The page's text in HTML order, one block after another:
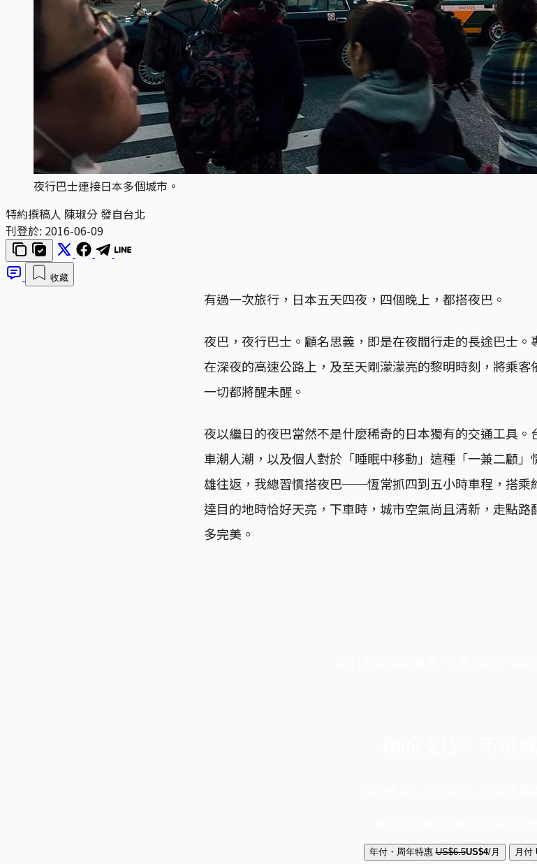
夜行巴士連接日本多個城市。
特約撰稿人 陳琡分 發自台北
刊登於: 2016-06-09
收藏
有過一次旅行，日本五天四夜，四個晚上，都搭夜巴。
夜巴，夜行巴士。顧名思義，即是在夜間行走的長途巴士
在深夜的高速公路上，及至天剛濛濛亮的黎明時刻，將乘客
一切都將醒未醒。
夜以繼日的夜巴當然不是什麼稀奇的日本獨有的交通工具
車潮人潮，以及個人對於「睡眠中移動」這種「一兼二顧
雄往返，我總習慣搭夜巴──恆常抓四到五小時車程，搭乘
達目的地時恰好天亮，下車時，城市空氣尚且清新，走點路
多完美。
年付・周年特惠 US$6.5US$4/月 月付